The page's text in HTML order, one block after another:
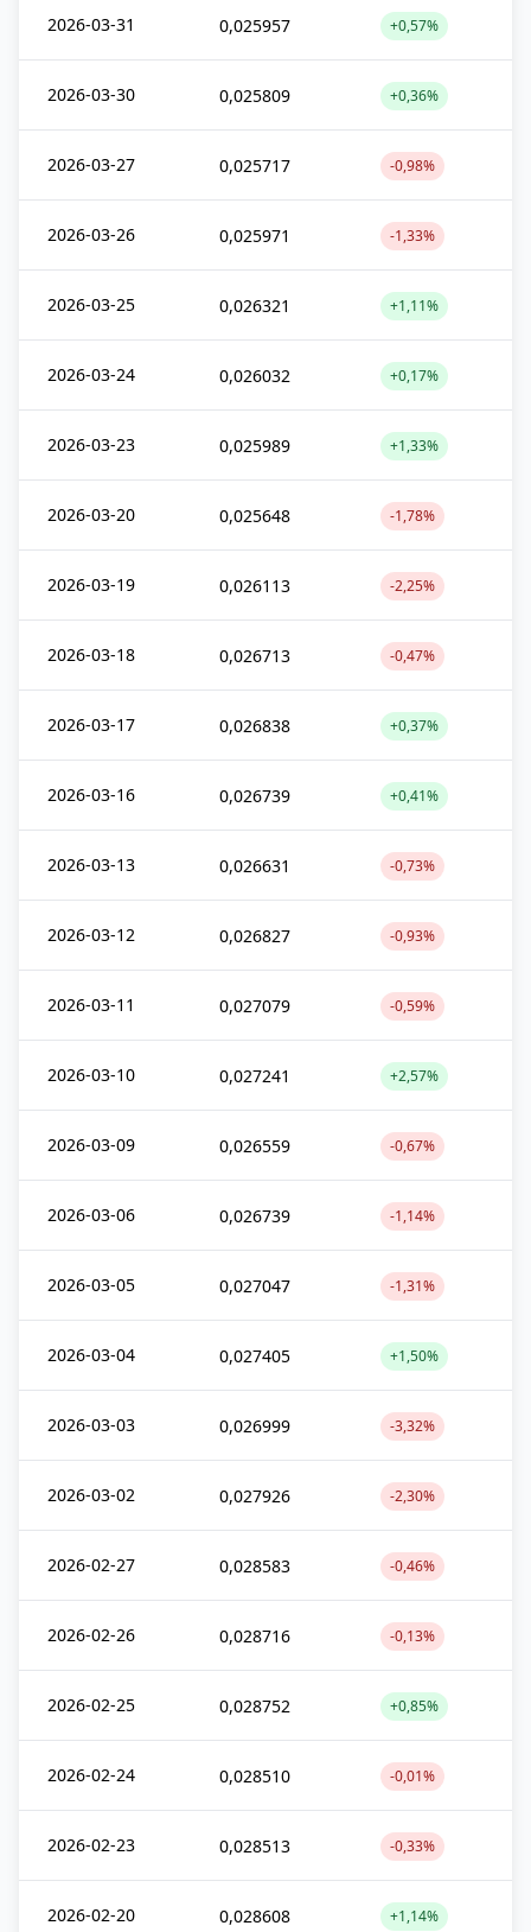
2026-03-31 0,025957 +0,57%
2026-03-30 0,025809 +0,36%
2026-03-27 0,025717 -0,98%
2026-03-26 0,025971 -1,33%
2026-03-25 0,026321 +1,11%
2026-03-24 0,026032 +0,17%
2026-03-23 0,025989 +1,33%
2026-03-20 0,025648 -1,78%
2026-03-19 0,026113 -2,25%
2026-03-18 0,026713 -0,47%
2026-03-17 0,026838 +0,37%
2026-03-16 0,026739 +0,41%
2026-03-13 0,026631 -0,73%
2026-03-12 0,026827 -0,93%
2026-03-11 0,027079 -0,59%
2026-03-10 0,027241 +2,57%
2026-03-09 0,026559 -0,67%
2026-03-06 0,026739 -1,14%
2026-03-05 0,027047 -1,31%
2026-03-04 0,027405 +1,50%
2026-03-03 0,026999 -3,32%
2026-03-02 0,027926 -2,30%
2026-02-27 0,028583 -0,46%
2026-02-26 0,028716 -0,13%
2026-02-25 0,028752 +0,85%
2026-02-24 0,028510 -0,01%
2026-02-23 0,028513 -0,33%
2026-02-20 0,028608 +1,14%